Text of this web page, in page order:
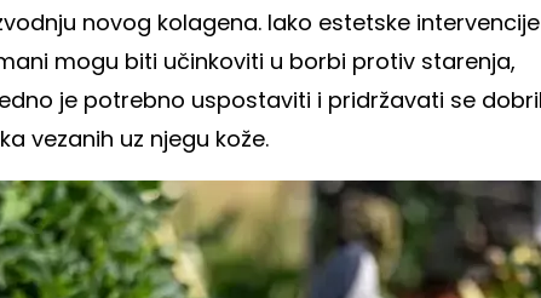
novog kolagena. Iako estetske
mogu biti učinkoviti u borbi protiv starenja,
je potrebno uspostaviti i pridržavati se
vezanih uz njegu kože.